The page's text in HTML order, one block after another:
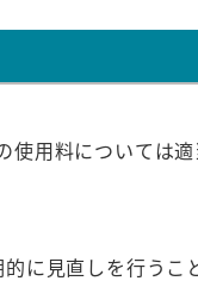
用料については適
に見直しを行う